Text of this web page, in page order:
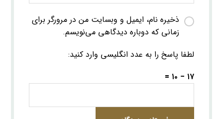
ذخیره نام، ایمیل و وبسایت من در مرورگر برای
زمانی که دوباره دیدگاهی می‌نویسم.
لطفا پاسخ را به عدد انگلیسی وارد کنید:
۱۷ − ۱۰ =